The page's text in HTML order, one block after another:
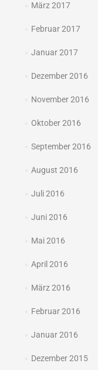
März 2017
Februar 2017
Januar 2017
Dezember 2016
November 2016
Oktober 2016
September 2016
August 2016
Juli 2016
Juni 2016
Mai 2016
April 2016
März 2016
Februar 2016
Januar 2016
Dezember 2015